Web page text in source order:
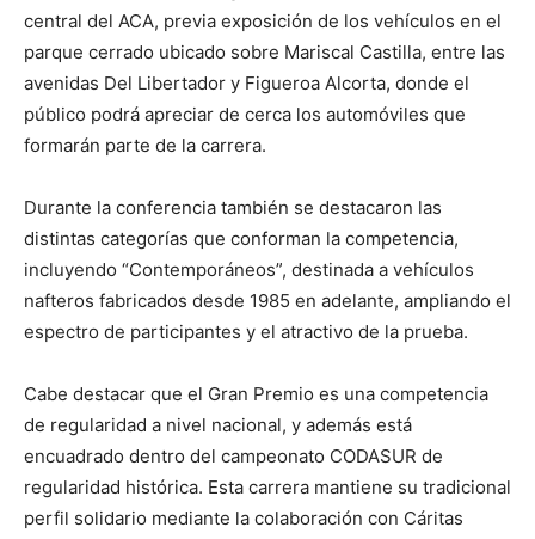
central del ACA, previa exposición de los vehículos en el
parque cerrado ubicado sobre Mariscal Castilla, entre las
avenidas Del Libertador y Figueroa Alcorta, donde el
público podrá apreciar de cerca los automóviles que
formarán parte de la carrera.
Durante la conferencia también se destacaron las
distintas categorías que conforman la competencia,
incluyendo “Contemporáneos”, destinada a vehículos
nafteros fabricados desde 1985 en adelante, ampliando el
espectro de participantes y el atractivo de la prueba.
Cabe destacar que el Gran Premio es una competencia
de regularidad a nivel nacional, y además está
encuadrado dentro del campeonato CODASUR de
regularidad histórica. Esta carrera mantiene su tradicional
perfil solidario mediante la colaboración con Cáritas